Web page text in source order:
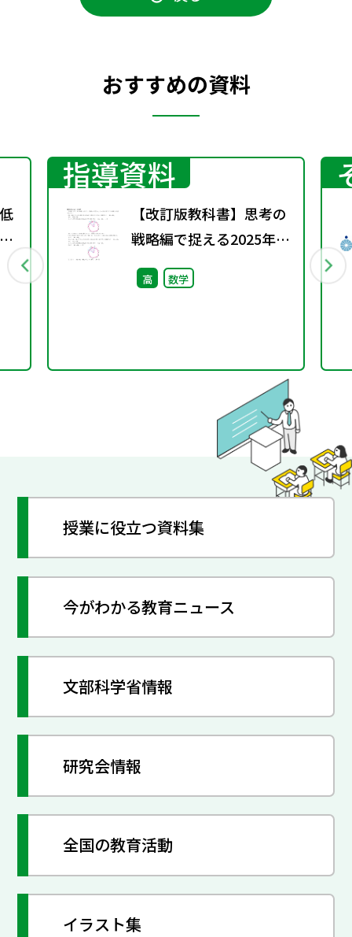
おすすめの資料
指導資料
【改訂版教科書】思考の
戦略編で捉える2025年入
試問題（Advancedシリ
ーズ）
高 数学
授業に役立つ資料集
今がわかる教育ニュース
文部科学省情報
研究会情報
全国の教育活動
イラスト集